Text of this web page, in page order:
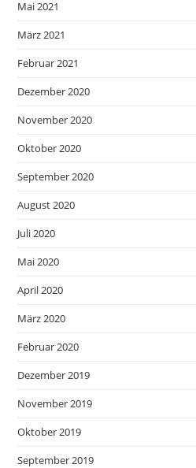
Mai 2021
März 2021
Februar 2021
Dezember 2020
November 2020
Oktober 2020
September 2020
August 2020
Juli 2020
Mai 2020
April 2020
März 2020
Februar 2020
Dezember 2019
November 2019
Oktober 2019
September 2019